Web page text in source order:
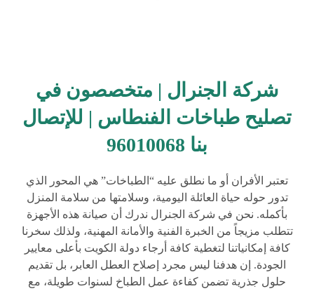
شركة الجنرال | متخصصون في
تصليح طباخات الفنطاس | للإتصال
بنا 96010068
تعتبر الأفران أو ما نطلق عليه “الطباخات” هي المحور الذي
تدور حوله حياة العائلة اليومية، وسلامتها من سلامة المنزل
بأكمله. نحن في شركة الجنرال ندرك أن صيانة هذه الأجهزة
تتطلب مزيجاً من الخبرة الفنية والأمانة المهنية، ولذلك سخرنا
كافة إمكانياتنا لتغطية كافة أرجاء دولة الكويت بأعلى معايير
الجودة. إن هدفنا ليس مجرد إصلاح العطل العابر، بل تقديم
حلول جذرية تضمن كفاءة عمل الطباخ لسنوات طويلة، مع